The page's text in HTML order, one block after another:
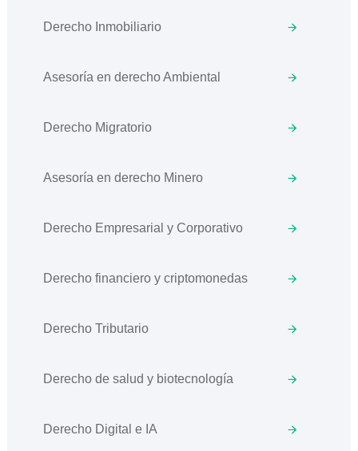
Derecho Inmobiliario
Asesoría en derecho Ambiental
Derecho Migratorio
Asesoría en derecho Minero
Derecho Empresarial y Corporativo
Derecho financiero y criptomonedas
Derecho Tributario
Derecho de salud y biotecnología
Derecho Digital e IA